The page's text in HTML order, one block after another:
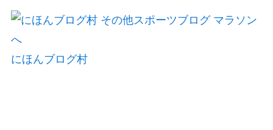
にほんブログ村